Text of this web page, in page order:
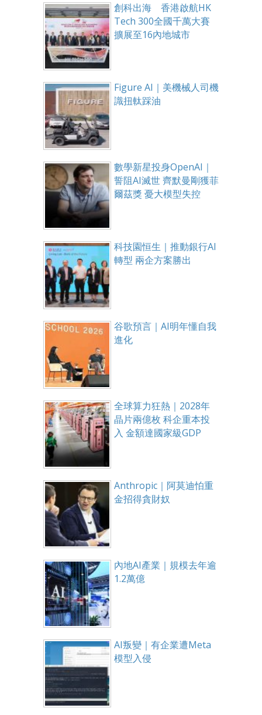
創科出海 香港啟航HK
Tech 300全國千萬大賽
擴展至16內地城市
Figure AI｜美機械人司機
識扭軚踩油
數學新星投身OpenAI｜
誓阻AI滅世 齊默曼剛獲菲
爾茲獎 憂大模型失控
科技園恒生｜推動銀行AI
轉型 兩企方案勝出
谷歌預言｜AI明年懂自我
進化
全球算力狂熱｜2028年
晶片兩億枚 科企重本投
入 金額達國家級GDP
Anthropic｜阿莫迪怕重
金招得貪財奴
內地AI產業｜規模去年逾
1.2萬億
AI叛變｜有企業遭Meta
模型入侵